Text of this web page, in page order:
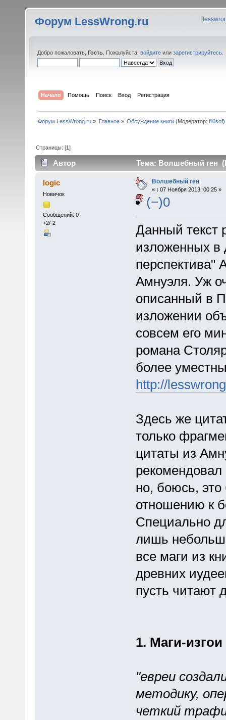
Форум LessWrong.ru [
Добро пожаловать, Гость . Пожалуйста, войдите или зарегистрируйтесь
Начало Помощь Поиск Вход Регистрация
Форум LessWrong.ru » Главное» Обсуждение книги(Модератор: fil0sof)
Страницы: [1]
Автор Тема: Волшебный ген
logic
Новичок
Сообщений: 0
+2/-2
Волшебный ген
« : 07 Ноября 2013, 00:25 »
(−)0
Данный текст
изложенных в
перспектива"
Амнуэля. Уж
описанный в
изложении
совсем его
романа
более
http://
Здесь же
только
цитаты из
но, боюсь,
отношению к
Специально
лишь
все маги из
древних
пусть читают
1. Маги-изгои
"евреи
методику,
четкий